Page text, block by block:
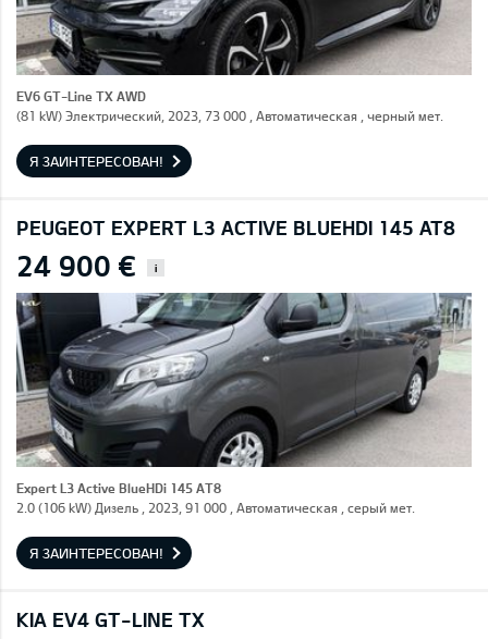
EV6 GT-Line TX AWD
(81 kW) Электрический, 2023, 73 000 , Автоматическая , черный мет.
Я ЗАИНТЕРЕСОВАН!
PEUGEOT EXPERT L3 ACTIVE BLUEHDI 145 AT8
24 900 € i
Expert L3 Active BlueHDi 145 AT8
2.0 (106 kW) Дизель , 2023, 91 000 , Автоматическая , серый мет.
Я ЗАИНТЕРЕСОВАН!
KIA EV4 GT-LINE TX